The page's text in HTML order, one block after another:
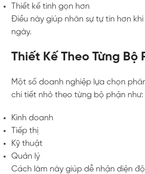
Thiết kế tinh gọn hơn
Điều này giúp nhân sự tự tin hơn
ngày.
Thiết Kế Theo Từng Bộ
Một số doanh nghiệp lựa chọn
chi tiết nhỏ theo từng bộ phận như:
Kinh doanh
Tiếp thị
Kỹ thuật
Quản lý
Cách làm này giúp dễ nhận diện